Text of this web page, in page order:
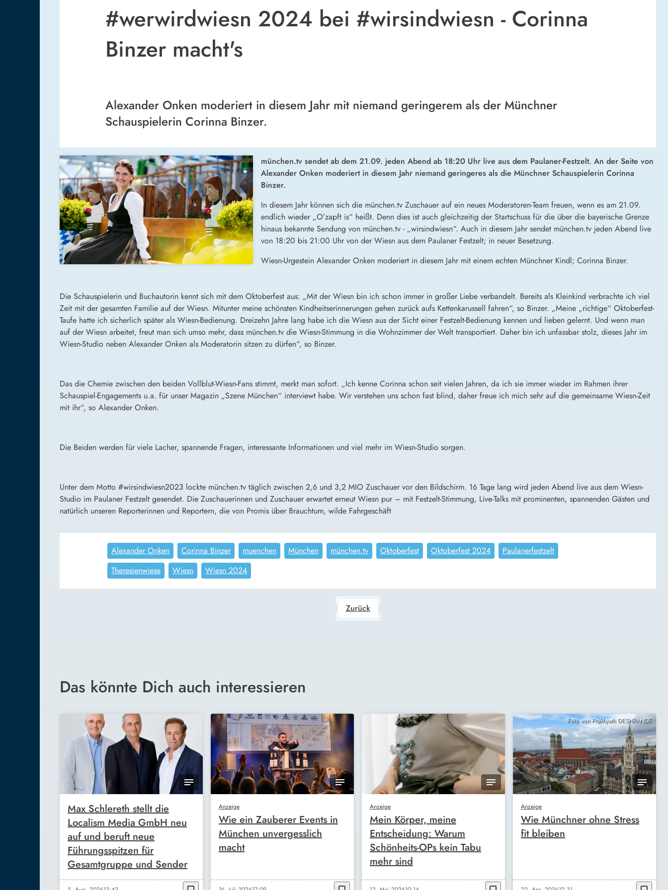
#werwirdwiesn 2024 bei #wirsindwiesn - Corinna
Binzer macht's
Alexander Onken moderiert in diesem Jahr mit niemand geringerem als der Münchner
Schauspielerin Corinna Binzer.
münchen.tv sendet ab dem 21.09. jeden Abend ab 18:20 Uhr live aus dem Paulaner-Festzelt. An der Seite von
Alexander Onken moderiert in diesem Jahr niemand geringeres als die Münchner Schauspielerin Corinna
Binzer.
In diesem Jahr können sich die münchen.tv Zuschauer auf ein neues Moderatoren-Team freuen, wenn es am 21.09.
endlich wieder „O’zapft is“ heißt. Denn dies ist auch gleichzeitig der Startschuss für die über die bayerische Grenze
hinaus bekannte Sendung von münchen.tv - „wirsindwiesn“. Auch in diesem Jahr sendet münchen.tv jeden Abend live
von 18:20 bis 21:00 Uhr von der Wiesn aus dem Paulaner Festzelt; in neuer Besetzung.
Wiesn-Urgestein Alexander Onken moderiert in diesem Jahr mit einem echten Münchner Kindl; Corinna Binzer.
Die Schauspielerin und Buchautorin kennt sich mit dem Oktoberfest aus: „Mit der Wiesn bin ich schon immer in großer Liebe verbandelt. Bereits als Kleinkind verbrachte ich viel
Zeit mit der gesamten Familie auf der Wiesn. Mitunter meine schönsten Kindheitserinnerungen gehen zurück aufs Kettenkarussell fahren“, so Binzer. „Meine „richtige“ Oktoberfest-
Taufe hatte ich sicherlich später als Wiesn-Bedienung. Dreizehn Jahre lang habe ich die Wiesn aus der Sicht einer Festzelt-Bedienung kennen und lieben gelernt. Und wenn man
auf der Wiesn arbeitet, freut man sich umso mehr, dass münchen.tv die Wiesn-Stimmung in die Wohnzimmer der Welt transportiert. Daher bin ich unfassbar stolz, dieses Jahr im
Wiesn-Studio neben Alexander Onken als Moderatorin sitzen zu dürfen“, so Binzer.
Das die Chemie zwischen den beiden Vollblut-Wiesn-Fans stimmt, merkt man sofort. „Ich kenne Corinna schon seit vielen Jahren, da ich sie immer wieder im Rahmen ihrer
Schauspiel-Engagements u.a. für unser Magazin „Szene München“ interviewt habe. Wir verstehen uns schon fast blind, daher freue ich mich sehr auf die gemeinsame Wiesn-Zeit
mit ihr“, so Alexander Onken.
Die Beiden werden für viele Lacher, spannende Fragen, interessante Informationen und viel mehr im Wiesn-Studio sorgen.
Unter dem Motto #wirsindwiesn2023 lockte münchen.tv täglich zwischen 2,6 und 3,2 MIO Zuschauer vor den Bildschirm. 16 Tage lang wird jeden Abend live aus dem Wiesn-
Studio im Paulaner Festzelt gesendet. Die Zuschauerinnen und Zuschauer erwartet erneut Wiesn pur – mit Festzelt-Stimmung, Live-Talks mit prominenten, spannenden Gästen und
natürlich unseren Reporterinnen und Reportern, die von Promis über Brauchtum, wilde Fahrgeschäft
Alexander Onken Corinna Binzer muenchen München münchen.tv Oktoberfest Oktoberfest 2024
Paulanerfestzelt
Theresienwiese
Wiesn Wiesn 2024
Zurück
Das könnte Dich auch interessieren
Max Schlereth stellt die
Localism Media GmbH neu
auf und beruft neue
Führungsspitzen für
Gesamtgruppe und Sender
Anzeige
Wie ein Zauberer Events in
München unvergesslich
macht
Anzeige
Mein Körper, meine
Entscheidung: Warum
Schönheits-OPs kein Tabu
mehr sind
Foto von Prakhyath DESHPANDE
Anzeige
Wie Münchner ohne Stress
fit bleiben